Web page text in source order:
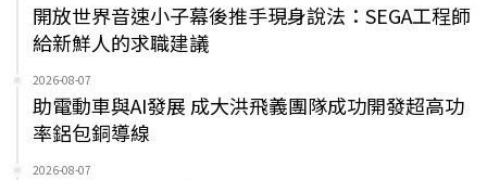
開放世界音速小子幕後推手現身說法：SEGA工程師
給新鮮人的求職建議
2026-08-07
助電動車與AI發展 成大洪飛義團隊成功開發超高功
率鋁包銅導線
2026-08-07